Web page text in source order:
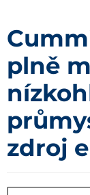
plně
zdroj